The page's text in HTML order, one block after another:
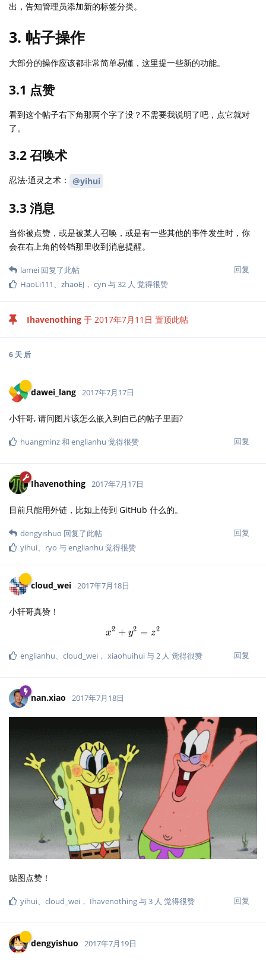
出，告知管理员添加新的标签分类。
3. 帖子操作
大部分的操作应该都非常简单易懂，这里提一些新的功能。
3.1 点赞
看到这个帖子右下角那两个字了没？不需要我说明了吧，点它就对
了。
3.2 召唤术
忍法‧通灵之术： @yihui
3.3 消息
当你被点赞，或是被某人召唤，或是有一些其他的事件发生时，你
会在右上角的铃铛那里收到消息提醒。
回复
lamei 回复了此帖
HaoLi111、 zhaoEJ ， cyn 与32 人 觉得很赞
Ihavenothing 于 2017年7月11日 置顶此帖
6 天 后
dawei_lang 2017年7月17日
小轩哥, 请问图片该怎么嵌入到自己的帖子里面?
回复
huangminz和 englianhu 觉得很赞
Ihavenothing 2017年7月17日
目前只能用外链，比如上传到 GitHub 什么的。
回复
dengyishuo 回复了此帖
yihui、 ryo 与englianhu 觉得很赞
cloud_wei 2017年7月18日
小轩哥真赞！
x^2 + y^2 = z^2
x2 + y2 = z2
回复
englianhu、 cloud_wei ， xiaohuihui与2 人 觉得很赞
nan.xiao 2017年7月18日
贴图点赞！
回复
yihui、 cloud_wei ， Ihavenothing与3 人 觉得很赞
dengyishuo 2017年7月19日